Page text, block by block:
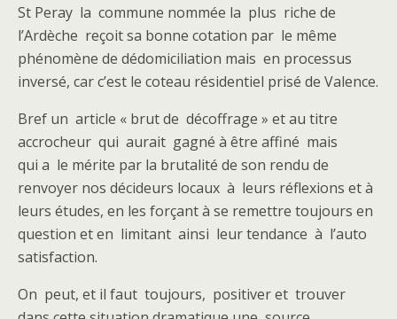
St Peray la commune nommée la plus riche de
l’Ardèche reçoit sa bonne cotation par le même
phénomène de dédomiciliation mais en processus
inversé, car c’est le coteau résidentiel prisé de Valence.
Bref un article « brut de décoffrage » et au titre
accrocheur qui aurait gagné à être affiné mais
qui a le mérite par la brutalité de son rendu de
renvoyer nos décideurs locaux à leurs réflexions et à
leurs études, en les forçant à se remettre toujours en
question et en limitant ainsi leur tendance à l’auto
satisfaction.
On peut, et il faut toujours, positiver et trouver